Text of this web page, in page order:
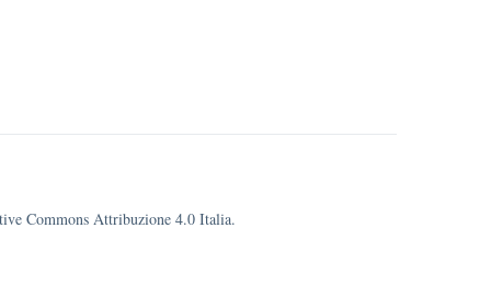
Commons Attribuzione 4.0 Italia.